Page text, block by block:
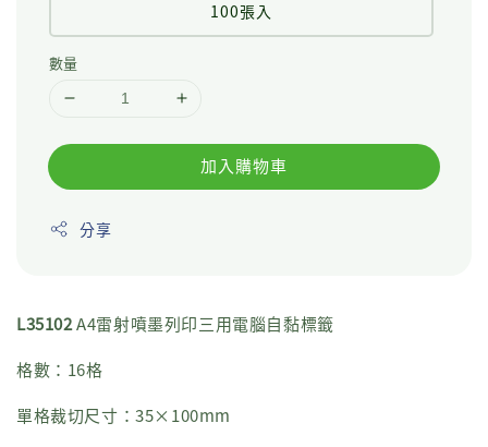
100張入
數量
加入購物車
分享
L35102A4雷射噴墨列印三用電腦自黏標籤
格數：16格
單格裁切尺寸：35×100mm